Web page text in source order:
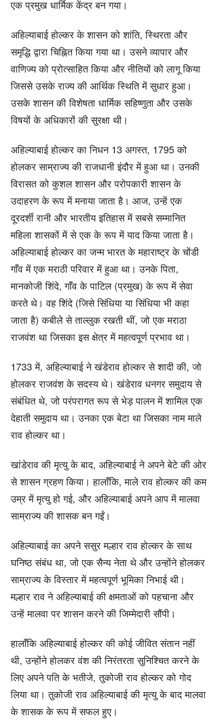
एक प्रमुख धार्मिक केंद्र बन गया।
अहिल्याबाई होल्कर के शासन को शांति, स्थिरता और
समृद्धि द्वारा चिह्नित किया गया था। उसने व्यापार और
वाणिज्य को प्रोत्साहित किया और नीतियों को लागू किया
जिससे उसके राज्य की आर्थिक स्थिति में सुधार हुआ।
उसके शासन की विशेषता धार्मिक सहिष्णुता और उसके
विषयों के अधिकारों की सुरक्षा थी।
अहिल्याबाई होल्कर का निधन 13 अगस्त, 1795 को
होलकर साम्राज्य की राजधानी इंदौर में हुआ था। उनकी
विरासत को कुशल शासन और परोपकारी शासन के
उदाहरण के रूप में मनाया जाता है। आज, उन्हें एक
दूरदर्शी रानी और भारतीय इतिहास में सबसे सम्मानित
महिला शासकों में से एक के रूप में याद किया जाता है।
अहिल्याबाई होल्कर का जन्म भारत के महाराष्ट्र के चोंडी
गाँव में एक मराठी परिवार में हुआ था। उनके पिता,
मानकोजी शिंदे, गाँव के पाटिल (प्रमुख) के रूप में सेवा
करते थे। वह शिंदे (जिसे सिंधिया या सिंधिया भी कहा
जाता है) कबीले से ताल्लुक रखती थीं, जो एक मराठा
राजवंश था जिसका इस क्षेत्र में महत्वपूर्ण प्रभाव था।
1733 में, अहिल्याबाई ने खंडेराव होल्कर से शादी की, जो
होलकर राजवंश के सदस्य थे। खंडेराव धनगर समुदाय से
संबंधित थे, जो परंपरागत रूप से भेड़ पालन में शामिल एक
देहाती समुदाय था। उनका एक बेटा था जिसका नाम माले
राव होल्कर था।
खांडेराव की मृत्यु के बाद, अहिल्याबाई ने अपने बेटे की ओर
से शासन ग्रहण किया। हालाँकि, माले राव होल्कर की कम
उम्र में मृत्यु हो गई, और अहिल्याबाई अपने आप में मालवा
साम्राज्य की शासक बन गईं।
अहिल्याबाई का अपने ससुर मल्हार राव होल्कर के साथ
घनिष्ठ संबंध था, जो एक सैन्य नेता थे और उन्होंने होलकर
साम्राज्य के विस्तार में महत्वपूर्ण भूमिका निभाई थी।
मल्हार राव ने अहिल्याबाई की क्षमताओं को पहचाना और
उन्हें मालवा पर शासन करने की जिम्मेदारी सौंपी।
हालाँकि अहिल्याबाई होल्कर की कोई जीवित संतान नहीं
थी, उन्होंने होलकर वंश की निरंतरता सुनिश्चित करने के
लिए अपने पति के भतीजे, तुकोजी राव होल्कर को गोद
लिया था। तुकोजी राव अहिल्याबाई की मृत्यु के बाद मालवा
के शासक के रूप में सफल हुए।